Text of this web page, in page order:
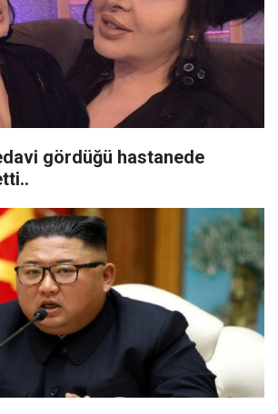
gördüğü hastanede